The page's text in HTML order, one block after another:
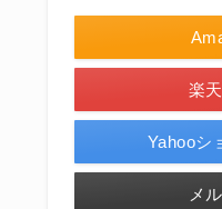
楽
Yahooシ
メ